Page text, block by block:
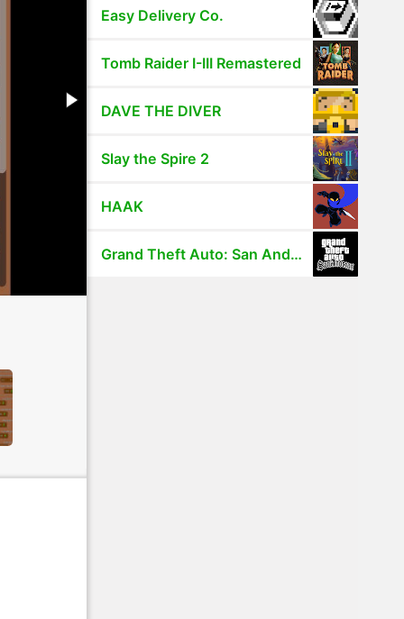
Easy Delivery Co.
Tomb Raider I-III Remastered
DAVE THE DIVER
Slay the Spire 2
HAAK
Grand Theft Auto: San Andreas